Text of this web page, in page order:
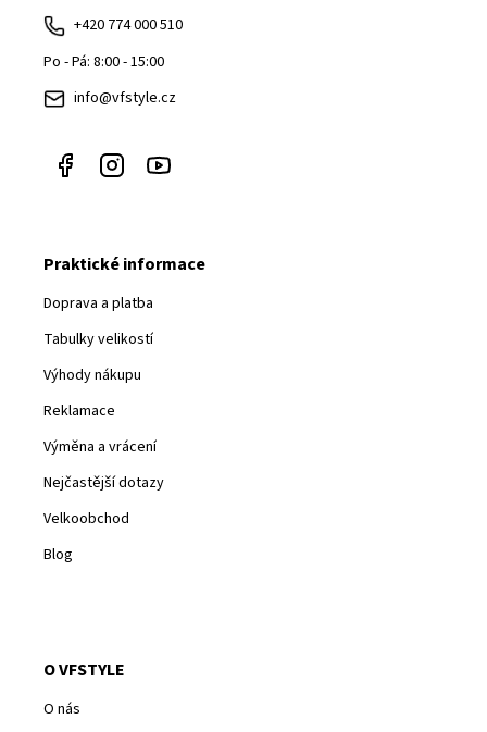
+420 774 000 510
Po - Pá: 8:00 - 15:00
info@vfstyle.cz
Praktické informace
Doprava a platba
Tabulky velikostí
Výhody nákupu
Reklamace
Výměna a vrácení
Nejčastější dotazy
Velkoobchod
Blog
O VFSTYLE
O nás